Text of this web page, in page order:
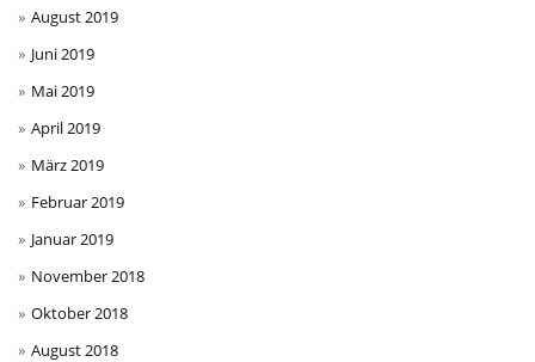
August 2019
Juni 2019
Mai 2019
April 2019
März 2019
Februar 2019
Januar 2019
November 2018
Oktober 2018
August 2018